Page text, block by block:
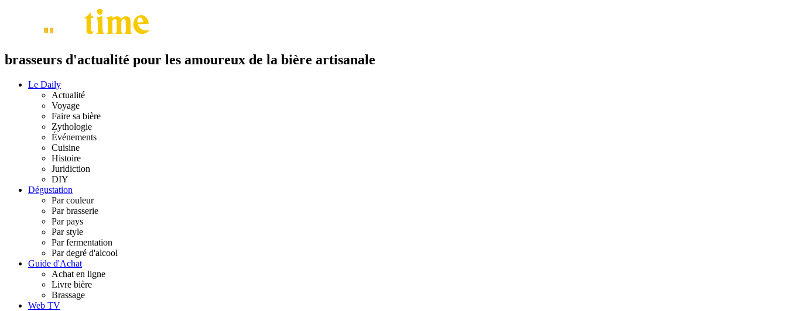
brasseurs d'actualité pour les amoureux de la bière artisanale
Le Daily
Actualité
Voyage
Faire sa bière
Zythologie
Événements
Cuisine
Histoire
Juridiction
DIY
Dégustation
Par couleur
Par brasserie
Par pays
Par style
Par fermentation
Par degré d'alcool
Guide d'Achat
Achat en ligne
Livre bière
Brassage
Web TV